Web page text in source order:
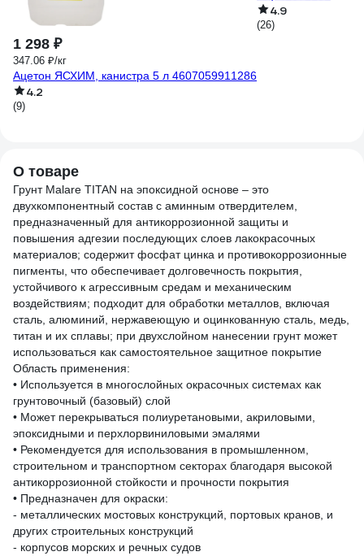
1 298 ₽
347.06 ₽/кг
Ацетон ЯСХИМ, канистра 5 л 4607059911286
4.2
(9)
4.9
(26)
О товаре
Грунт Malare TITAN на эпоксидной основе – это
двухкомпонентный состав с аминным отвердителем,
предназначенный для антикоррозионной защиты и
повышения адгезии последующих слоев лакокрасочных
материалов; cодержит фосфат цинка и противокоррозионные
пигменты, что обеспечивает долговечность покрытия,
устойчивого к агрессивным средам и механическим
воздействиям; подходит для обработки металлов, включая
сталь, алюминий, нержавеющую и оцинкованную сталь, медь,
титан и их сплавы; при двухслойном нанесении грунт может
использоваться как самостоятельное защитное покрытие
Область применения:
• Используется в многослойных окрасочных системах как
грунтовочный (базовый) слой
• Может перекрываться полиуретановыми, акриловыми,
эпоксидными и перхлорвиниловыми эмалями
• Рекомендуется для использования в промышленном,
строительном и транспортном секторах благодаря высокой
антикоррозионной стойкости и прочности покрытия
• Предназначен для окраски:
- металлических мостовых конструкций, портовых кранов, и
других строительных конструкций
- корпусов морских и речных судов